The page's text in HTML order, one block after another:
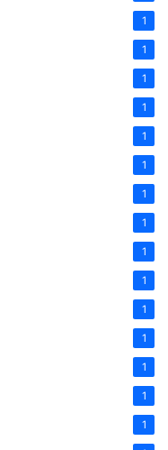
1
1
1
1
1
1
1
1
1
1
1
1
1
1
1